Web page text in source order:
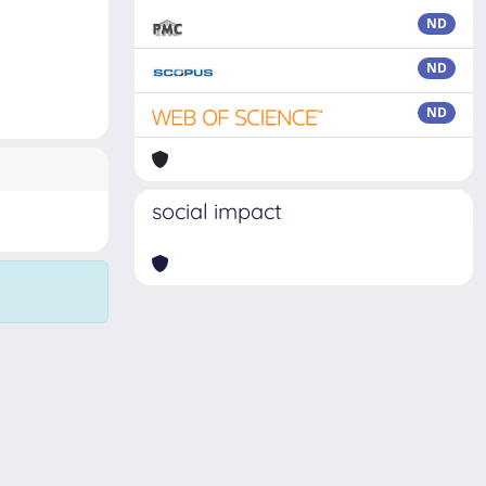
ND
ND
ND
social impact